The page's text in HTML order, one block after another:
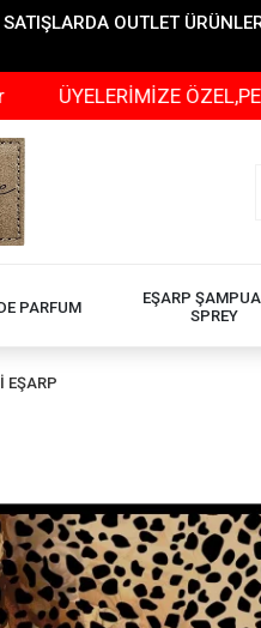
SATIŞLARDA OUTLET
PARFUM
EŞARP
SPREY
EŞARP